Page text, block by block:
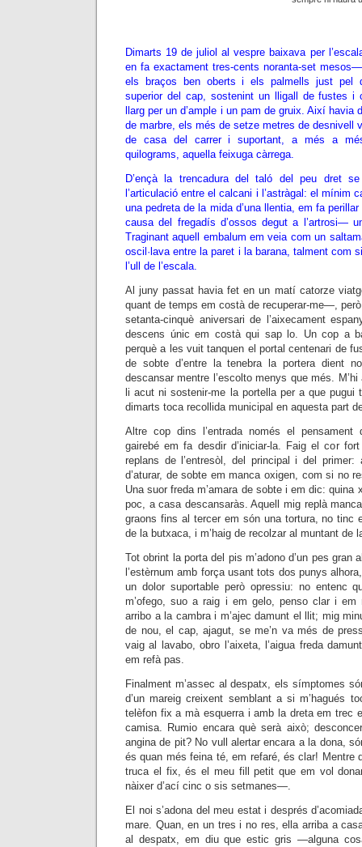
Dimarts 19 de juliol al vespre baixava per
en fa exactament tres-cents noranta-set
els braços ben oberts i els palmells just pel
superior del cap, sostenint un lligall de fustes i
llarg per un d’ample i un pam de gruix. Així havia
de marbre, els més de setze metres de desnivell
de casa del carrer i suportant, a més a
quilograms, aquella feixuga càrrega.
D’ençà la trencadura del taló del peu dret se
l’articulació entre el calcani i l’astràgal: el mínim
una pedreta de la mida d’una llentia, em fa
causa del fregadís d’ossos degut a l’artrosi—
Traginant aquell embalum em veia com un
oscil·lava entre la paret i la barana, talment com
l’ull de l’escala.
Al juny passat havia fet en un matí catorze
quant de temps em costà de recuperar-me—,
setanta-cinquè aniversari de l’aixecament
descens únic em costà qui sap lo. Un cop a
perquè a les vuit tanquen el portal centenari de
de sobte d’entre la tenebra la portera dient
descansar mentre l’escolto menys que més.
li acut ni sostenir-me la portella per a que pugui
dimarts toca recollida municipal en aquesta part
Altre cop dins l’entrada només el pensament
gairebé em fa desdir d’iniciar-la. Faig el cor
replans de l’entresòl, del principal i del primer:
d’aturar, de sobte em manca oxigen, com si no
Una suor freda m’amara de sobte i em dic: quina
poc, a casa descansaràs. Aquell mig replà
graons fins al tercer em són una tortura, no tinc
de la butxaca, i m’haig de recolzar al muntant de
Tot obrint la porta del pis m’adono d’un pes gran
l’estèrnum amb força usant tots dos punys
un dolor suportable però opressiu: no entenc
m’ofego, suo a raig i em gelo, penso clar i
arribo a la cambra i m’ajec damunt el llit; mig
de nou, el cap, ajagut, se me’n va més de
vaig al lavabo, obro l’aixeta, l’aigua freda
em refà pas.
Finalment m’assec al despatx, els símptomes
d’un mareig creixent semblant a si m’hagués
telèfon fix a mà esquerra i amb la dreta em trec
camisa. Rumio encara què serà això;
angina de pit? No vull alertar encara a la dona,
és quan més feina té, em refaré, és clar! Mentre
truca el fix, és el meu fill petit que em vol
nàixer d’ací cinc o sis setmanes—.
El noi s’adona del meu estat i després
mare. Quan, en un tres i no res, ella arriba a
al despatx, em diu que estic gris —alguna